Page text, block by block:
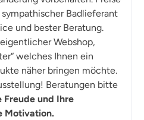
Badlieferant
und bester Beratung.
Webshop,
welches Ihnen ein
näher bringen möchte.
Beratungen bitte
Freude und Ihre
Motivation.